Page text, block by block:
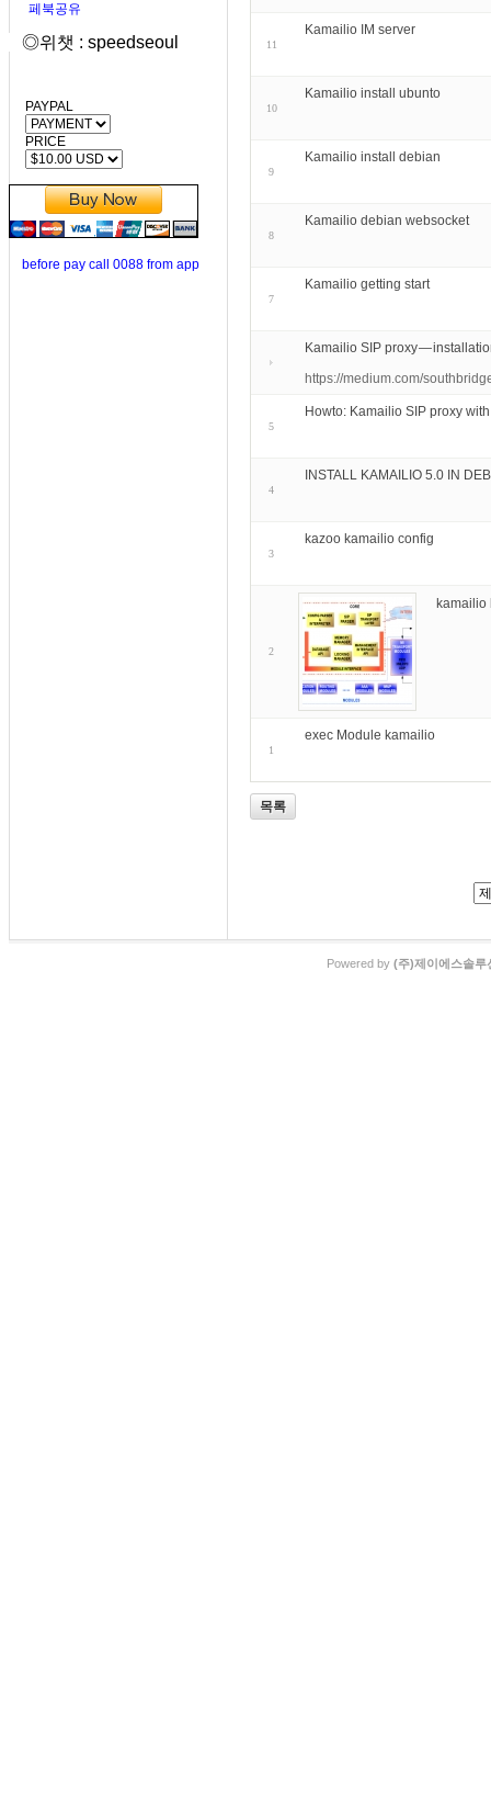
페북공유
◎위챗 : speedseoul
PAYPAL
PRICE
before pay call 0088 from app
11
Kamailio IM server
10
Kamailio install ubunto
9
Kamailio install debian
8
Kamailio debian websocket
7
Kamailio getting start
Kamailio SIP proxy —
https://medium.com/
5
Howto: Kamailio SIP proxy
4
INSTALL KAMAILIO 5.0 IN
3
kazoo kamailio config
2
kamailio
1
exec Module kamailio
목록
Powered by (주)제이에스솔루